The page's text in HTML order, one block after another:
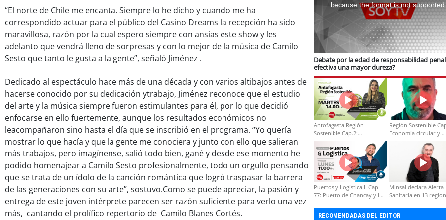
“El norte de Chile me encanta. Siempre lo he dicho y cuando me ha
correspondido actuar para el público del Casino Dreams la recepción ha sido
maravillosa, razón por la cual espero siempre con ansias este show y les
adelanto que vendrá lleno de sorpresas y con lo mejor de la música de Camilo
Sesto que tanto le gusta a la gente”, señaló Jiménez .
Dedicado al espectáculo hace más de una década y con varios altibajos antes de
hacerse conocido por su dedicación ytrabajo, Jiménez reconoce que el estudio
del arte y la música siempre fueron estimulantes para él, por lo que decidió
enfocarse en ello fuertemente, aunque los resultados económicos no
leacompañaron sino hasta el día que se inscribió en el programa. “Yo quería
mostrar lo que hacía y que la gente me conociera y junto con ello que salieran
más trabajos, pero imagínense, salió todo bien, gané y desde ese momento he
podido homenajear a Camilo Sesto profesionalmente, todo un orgullo pensando
que se trata de un ídolo de la canción romántica que logró traspasar la barrera
de las generaciones con su arte”, sostuvo.Como se puede apreciar, la pasión y
entrega de este joven intérprete parecen ser razón suficiente para verlo una vez
más, cantando el prolífico repertorio de Camilo Blanes Cortés.
because the format is not supported.
Debate por la edad de responsabilidad
efectiva una mayor dureza?
Antofagasta Región
Sostenible Cap.2:
Educación ambiental y
formación de capacidades
técnicas
Región Sostenible
Economía circular y
Puertos y Logística II Cap
77: Puerto de Chancay y la
Minsal declara Alerta
Sanitaria en 13
RECOMENDADAS DEL EDITOR